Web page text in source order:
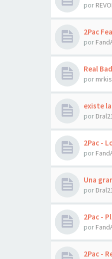
por
2Pac
por
Real
por
existe
por
2Pac -
por
Una
por
2Pac -
por
2Pac -